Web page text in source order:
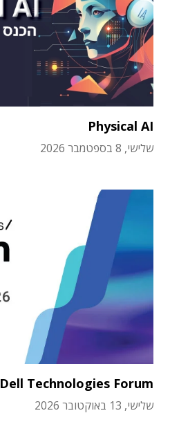
Physical AI
שלישי, 8 בספטמבר 2026
Dell Technologies Forum
שלישי, 13 באוקטובר 2026